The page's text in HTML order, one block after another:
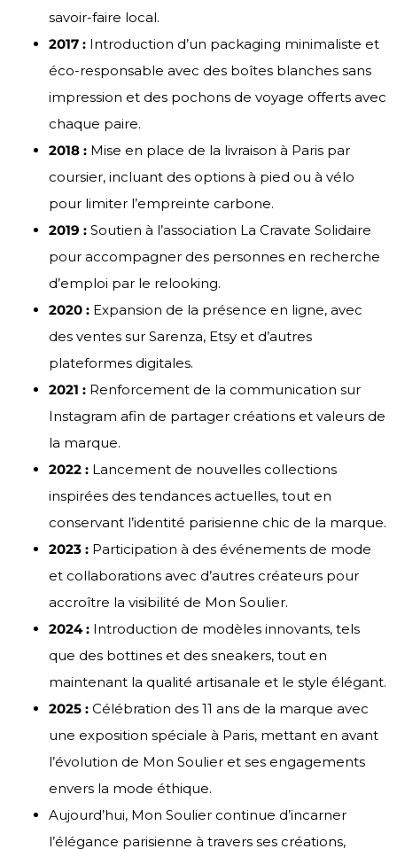
savoir-faire local.
2017 : Introduction d’un packaging minimaliste et
éco-responsable avec des boîtes blanches sans
impression et des pochons de voyage offerts avec
chaque paire.
2018 : Mise en place de la livraison à Paris par
coursier, incluant des options à pied ou à vélo
pour limiter l’empreinte carbone.
2019 : Soutien à l’association La Cravate Solidaire
pour accompagner des personnes en recherche
d’emploi par le relooking.
2020 : Expansion de la présence en ligne, avec
des ventes sur Sarenza, Etsy et d’autres
plateformes digitales.
2021 : Renforcement de la communication sur
Instagram afin de partager créations et valeurs de
la marque.
2022 : Lancement de nouvelles collections
inspirées des tendances actuelles, tout en
conservant l’identité parisienne chic de la marque.
2023 : Participation à des événements de mode
et collaborations avec d’autres créateurs pour
accroître la visibilité de Mon Soulier.
2024 : Introduction de modèles innovants, tels
que des bottines et des sneakers, tout en
maintenant la qualité artisanale et le style élégant.
2025 : Célébration des 11 ans de la marque avec
une exposition spéciale à Paris, mettant en avant
l’évolution de Mon Soulier et ses engagements
envers la mode éthique.
Aujourd’hui, Mon Soulier continue d’incarner
l’élégance parisienne à travers ses créations,